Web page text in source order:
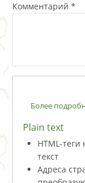
Комментарий *
Более
Plain text
HTML-
текст
Адреса